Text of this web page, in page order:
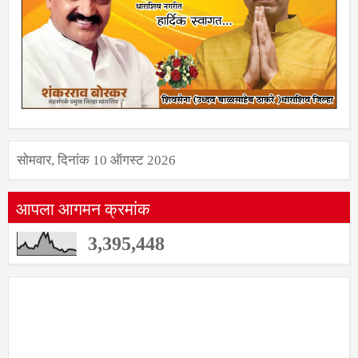
सोमवार, दिनांक 10 ऑगस्ट 2026
आपला आगमन क्रमांक
3,395,448